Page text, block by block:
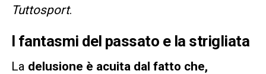
Tuttosport.
I fantasmi del passato e la strigliata
La delusione è acuita dal fatto che,